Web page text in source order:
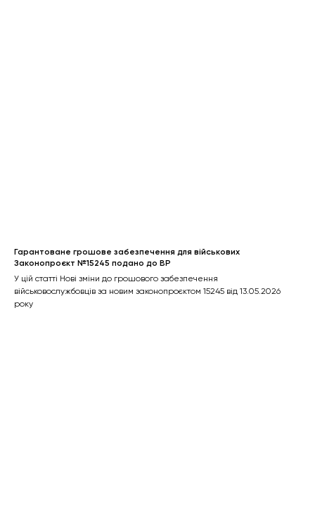
Гарантоване грошове забезпечення для військових
Законопроєкт №15245 подано до ВР
У цій статті Нові зміни до грошового забезпечення
військовослужбовців за новим законопроєктом 15245 від 13.05.2026
року